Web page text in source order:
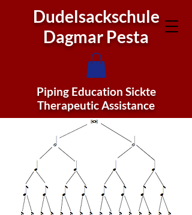
Dudelsackschule
Dagmar Pesta
Piping Education Sickte
Therapeutic Assistance